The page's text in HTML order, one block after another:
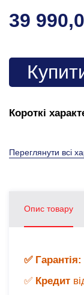
39
Короткі
Переглянути всі
Опис товару
✅
✅ Кредит